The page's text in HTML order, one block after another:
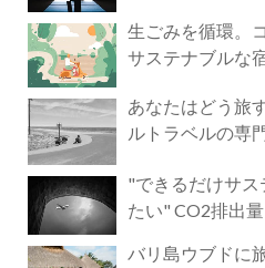
生ごみを循環。
サステナブルな
あなたはどう旅する？ ｜ 英国
ルトラベルの専
"できるだけサス
たい" CO2排出
バリ島ウブドに